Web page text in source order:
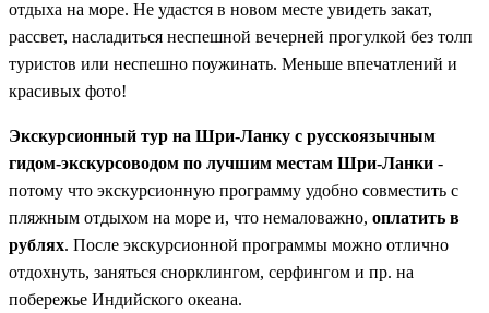
отдыха на море. Не удастся в новом месте увидеть закат,
рассвет, насладиться неспешной вечерней прогулкой без толп
туристов или неспешно поужинать. Меньше впечатлений и
красивых фото!
Экскурсионный тур на Шри-Ланку с русскоязычным
гидом-экскурсоводом по лучшим местам Шри-Ланки -
потому что экскурсионную программу удобно совместить с
пляжным отдыхом на море и, что немаловажно, оплатить в
рублях. После экскурсионной программы можно отлично
отдохнуть, заняться снорклингом, серфингом и пр. на
побережье Индийского океана.